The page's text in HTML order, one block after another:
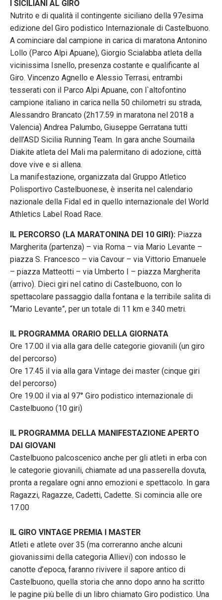
I SICILIANI AL GIRO
Nutrito e di qualità il contingente siciliano della 97esima
edizione del Giro podistico Internazionale di Castelbuono.
A cominciare dal campione in carica di maratona Antonino
Lollo (Parco Alpi Apuane), Giorgio Scialabba atleta della
vicinissima Isnello, presenza costante e qualificante al
Giro. Vincenzo Agnello e Alessio Terrasi, entrambi
tesserati con il Parco Alpi Apuane, con l`altofontino
campione italiano in carica nella 50 chilometri su strada,
Alessandro Brancato (2h17.59 in maratona nel 2018 a
Valencia) Andrea Palumbo, Giuseppe Gerratana tutti
dell’ASD Sicilia Running Team. In gara anche Soumaila
Diakite atleta del Mali ma palermitano di adozione, città
dove vive e si allena.
La manifestazione, organizzata dal Gruppo Atletico
Polisportivo Castelbuonese, è inserita nel calendario
nazionale della Fidal ed in quello internazionale del World
Athletics Label Road Race.
IL PERCORSO (LA MARATONINA DEI 10 GIRI): Piazza
Margherita (partenza) – via Roma – via Mario Levante –
piazza S. Francesco – via Cavour – via Vittorio Emanuele
– piazza Matteotti – via Umberto I – piazza Margherita
(arrivo). Dieci giri nel catino di Castelbuono, con lo
spettacolare passaggio dalla fontana e la terribile salita di
“Mario Levante”, per un totale di 11 km e 340 metri.
IL PROGRAMMA ORARIO DELLA GIORNATA
Ore 17.00 il via alla gara delle categorie giovanili (un giro
del percorso)
Ore 17.45 il via alla gara Vintage dei master (cinque giri
del percorso)
Ore 19.00 il via al 97° Giro podistico internazionale di
Castelbuono (10 giri)
IL PROGRAMMA DELLA MANIFESTAZIONE APERTO
DAI GIOVANI
Castelbuono palcoscenico anche per gli atleti in erba con
le categorie giovanili, chiamate ad una passerella dovuta,
pronta a regalare ogni anno emozioni e spettacolo. In gara
Ragazzi, Ragazze, Cadetti, Cadette. Si comincia alle ore
17.00
IL GIRO VINTAGE PREMIA I MASTER
Atleti e atlete over 35 (ma correranno anche alcuni
giovanissimi della categoria Allievi) con indosso le
canotte d’epoca, faranno rivivere il sapore antico di
Castelbuono, quella storia che anno dopo anno ha scritto
le pagine più belle di un libro chiamato Giro podistico. Una